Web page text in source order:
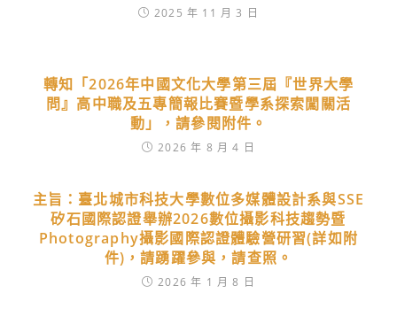
2025 年 11 月 3 日
轉知「2026年中國文化大學第三屆『世界大學
問』高中職及五專簡報比賽暨學系探索闖關活
動」，請參閱附件。
2026 年 8 月 4 日
主旨：臺北城市科技大學數位多媒體設計系與SSE
矽石國際認證舉辦2026數位攝影科技趨勢暨
Photography攝影國際認證體驗營研習(詳如附
件)，請踴躍參與，請查照。
2026 年 1 月 8 日